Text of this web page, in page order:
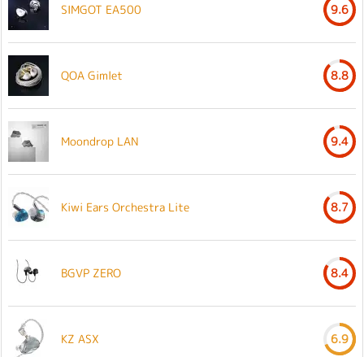
SIMGOT EA500 9.6
QOA Gimlet 8.8
Moondrop LAN 9.4
Kiwi Ears Orchestra Lite 8.7
BGVP ZERO 8.4
KZ ASX 6.9